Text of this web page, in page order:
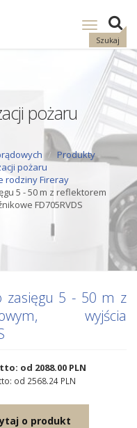
Szukaj
Pokaż
nawigację
pożaru
Produkty
pożaru
rodziny Fireray
5 - 50 m z reflektorem
FD705RVDS
zasięgu 5 - 50 m z
wyjścia
od 2088.00 PLN
od 2568.24 PLN
o produkt